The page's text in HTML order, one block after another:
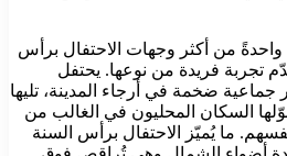
واحدةً من أكثر وجهات الاحتفال برأس
تجربة فريدة من نوعها. يحتفل
جماعية ضخمة في أرجاء المدينة، تليها
السكان المحليون في الغالب من
ما يُميّز الاحتفال برأس السنة